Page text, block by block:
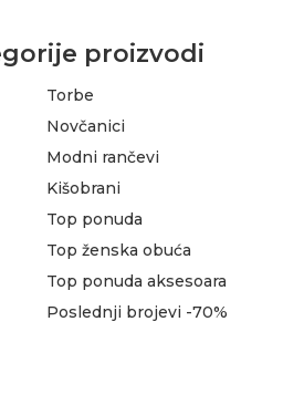
proizvodi
Torbe
Novčanici
Modni rančevi
Kišobrani
Top ponuda
Top ženska obuća
Top ponuda aksesoara
Poslednji brojevi -70%